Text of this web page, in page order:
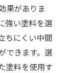
果がありま
強い塗料を選
ちにくい中間
できます。選
塗料を使用す